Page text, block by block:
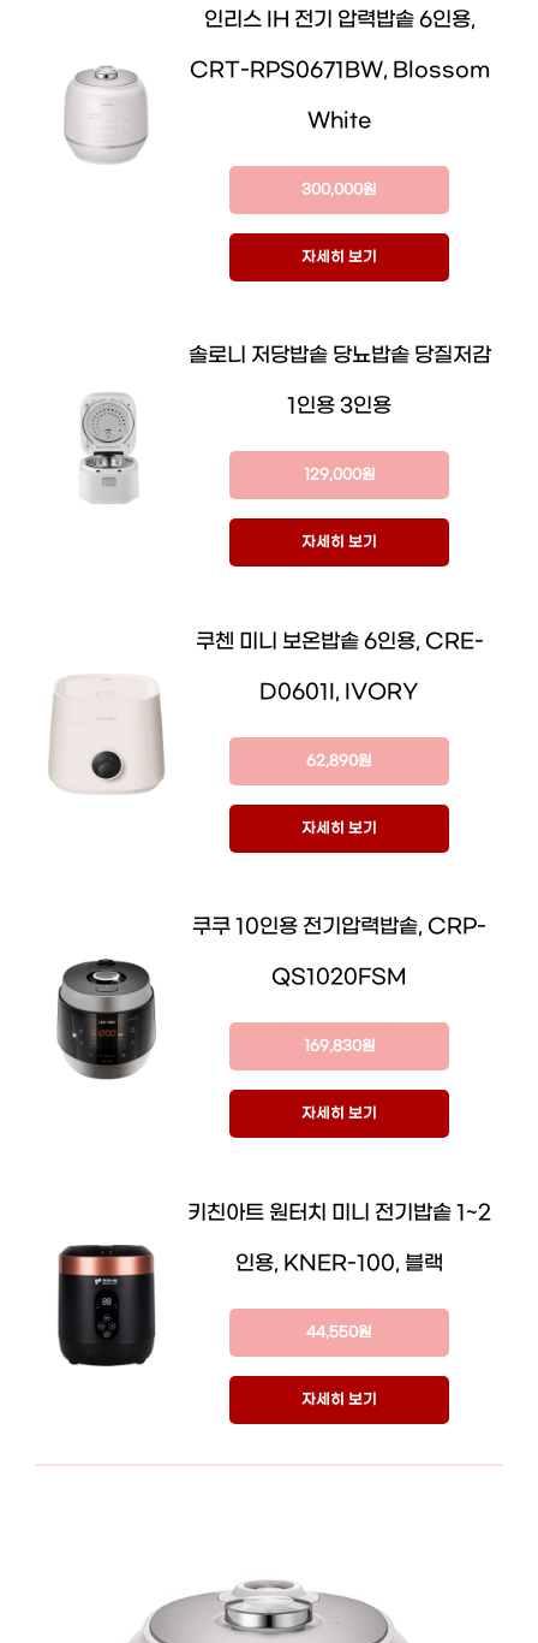
인리스 IH 전기 압력밥솥 6인용,
CRT-RPS0671BW, Blossom
White
300,000원
자세히 보기
솔로니 저당밥솥 당뇨밥솥 당질저감
1인용 3인용
129,000원
자세히 보기
쿠첸 미니 보온밥솥 6인용, CRE-
D0601I, IVORY
62,890원
자세히 보기
쿠쿠 10인용 전기압력밥솥, CRP-
QS1020FSM
169,830원
자세히 보기
키친아트 원터치 미니 전기밥솥 1~2
인용, KNER-100, 블랙
44,550원
자세히 보기